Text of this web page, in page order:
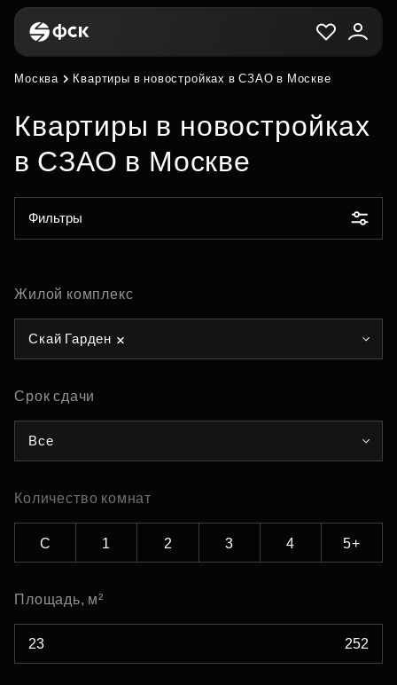
Москва Квартиры в новостройках в СЗАО в Москве
Квартиры в новостройках
в СЗАО в Москве
Фильтры
Жилой комплекс
Скай Гарден
Срок сдачи
Все
Количество комнат
С 1 2 3 4 5+
Площадь, м²